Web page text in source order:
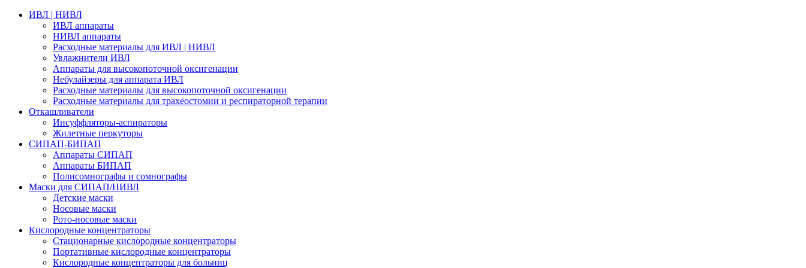
ИВЛ | НИВЛ
ИВЛ аппараты
НИВЛ аппараты
Расходные материалы для ИВЛ | НИВЛ
Увлажнители ИВЛ
Аппараты для высокопоточной оксигенации
Небулайзеры для аппарата ИВЛ
Расходные материалы для высокопоточной оксигенации
Расходные материалы для трахеостомии и респираторной терапии
Откашливатели
Инсуффляторы-аспираторы
Жилетные перкуторы
CИПАП-БИПАП
Аппараты СИПАП
Аппараты БИПАП
Полисомнографы и сомнографы
Маски для СИПАП/НИВЛ
Детские маски
Носовые маски
Рото-носовые маски
Кислородные концентраторы
Стационарные кислородные концентраторы
Портативные кислородные концентраторы
Кислородные концентраторы для больниц